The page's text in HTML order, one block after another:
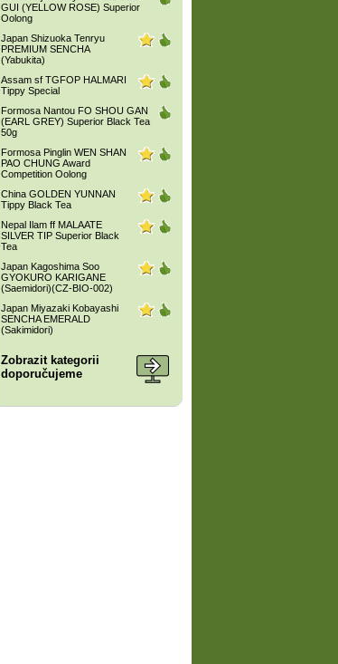
GUI (YELLOW ROSE) Superior
Oolong
Japan Shizuoka Tenryu
PREMIUM SENCHA
(Yabukita)
Assam sf TGFOP HALMARI
Tippy Special
Formosa Nantou FO SHOU GAN
(EARL GREY) Superior Black Tea
50g
Formosa Pinglin WEN SHAN
PAO CHUNG Award
Competition Oolong
China GOLDEN YUNNAN
Tippy Black Tea
Nepal Ilam ff MALAATE
SILVER TIP Superior Black
Tea
Japan Kagoshima Soo
GYOKURO KARIGANE
(Saemidori)(CZ-BIO-002)
Japan Miyazaki Kobayashi
SENCHA EMERALD
(Sakimidori)
Zobrazit kategorii
doporučujeme